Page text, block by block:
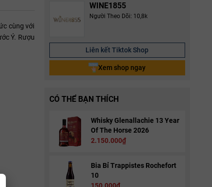
WINE1855
Người Theo Dõi: 10,8k
Liên kết Tiktok Shop
Xem shop ngay
CÓ THỂ BẠN THÍCH
Whisky Glenallachie 13 Year
Of The Horse 2026
2.150.000₫
Bia Bỉ Trappistes Rochefort
10
150.000₫
cùng với
Ý. Rượu